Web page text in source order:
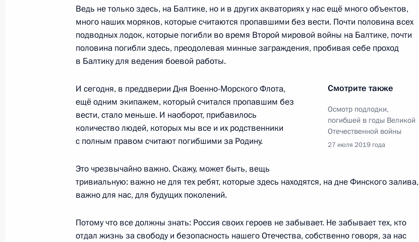
4 ноября 2019 года, 14:00
Встреча с Президентом Киргизии Сооронбаем Жээнбековым
Президенты России и Монголии возложили венок к памятнику
Георгию Жукову
Ответы на вопросы журналистов после осмотра подлодки,
27 июля 2019 года, 16:00
Ведь не только здесь, на Балтике, но и в других акваториях у нас ещё много объектов,
много наших моряков, которые считаются пропавшими без вести. Почти половина всех
подводных лодок, которые погибли во время Второй мировой войны на Балтике, почти
половина погибли здесь, преодолевая минные заграждения, пробивая себе проход
в Балтику для ведения боевой работы.
Смотрите также
Осмотр подлодки,
погибшей в годы Великой
Отечественной войны
27 июля 2019 года
И сегодня, в преддверии Дня Военно-Морского Флота,
ещё одним экипажем, который считался пропавшим без
вести, стало меньше. И наоборот, прибавилось
количество людей, которых мы все и их родственники
с полным правом считают погибшими за Родину.
Это чрезвычайно важно. Скажу, может быть, вещь
тривиальную: важно не для тех ребят, которые здесь находятся, на дне Финского залива,
важно для нас, для будущих поколений.
Потому что все должны знать: Россия своих героев не забывает. Не забывает тех, кто
отдал жизнь за свободу и безопасность нашего Отечества, собственно говоря, за нас